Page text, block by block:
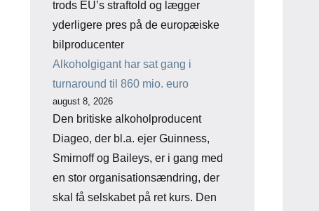
trods EU’s straftold og lægger
yderligere pres på de europæiske
bilproducenter
Alkoholgigant har sat gang i
turnaround til 860 mio. euro
august 8, 2026
Den britiske alkoholproducent
Diageo, der bl.a. ejer Guinness,
Smirnoff og Baileys, er i gang med
en stor organisationsændring, der
skal få selskabet på ret kurs. Den